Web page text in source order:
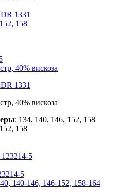
1331
158
40% вискоза
1331
40% вискоза
: 134, 140, 146, 152, 158
158
5
140-146, 146-152, 158-164